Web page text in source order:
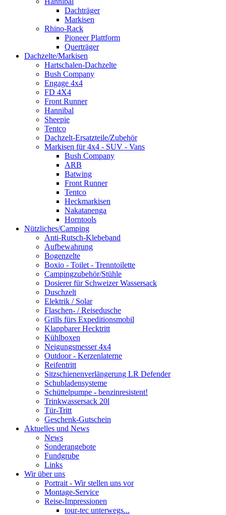
Dachträger
Markisen
Rhino-Rack
Pioneer Plattform
Querträger
Dachzelte/Markisen
Hartschalen-Dachzelte
Bush Company
Engage 4x4
FD 4X4
Front Runner
Hannibal
Sheepie
Tentco
Dachzelt-Ersatzteile/Zubehör
Markisen für 4x4 - SUV - Vans
Bush Company
ARB
Batwing
Front Runner
Tentco
Heckmarkisen
Nakatanenga
Horntools
Nützliches/Camping
Anti-Rutsch-Klebeband
Aufbewahrung
Bogenzelte
Boxio - Toilet - Trenntoilette
Campingzubehör/Stühle
Dosierer für Schweizer Wassersack
Duschzelt
Elektrik / Solar
Flaschen- / Reisedusche
Grills fürs Expeditionsmobil
Klappbarer Hecktritt
Kühlboxen
Neigungsmesser 4x4
Outdoor - Kerzenlaterne
Reifentritt
Sitzschienenverlängerung LR Defender
Schubladensysteme
Schüttelpumpe - benzinresistent!
Trinkwassersack 20l
Tür-Tritt
Geschenk-Gutschein
Aktuelles und News
News
Sonderangebote
Fundgrube
Links
Wir über uns
Portrait - Wir stellen uns vor
Montage-Service
Reise-Impressionen
tour-tec unterwegs...